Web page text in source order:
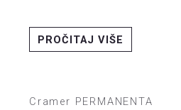
PROČITAJ VIŠE
Cramer PERMANENTA